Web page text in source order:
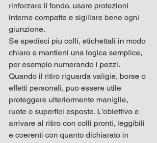
rinforzare il fondo, usare protezioni
interne compatte e sigillare bene ogni
giunzione.
Se spedisci piu colli, etichettali in modo
chiaro e mantieni una logica semplice,
per esempio numerando i pezzi.
Quando il ritiro riguarda valigie, borse o
effetti personali, puo essere utile
proteggere ulteriormente maniglie,
ruote o superfici esposte. L'obiettivo e
arrivare al ritiro con colli pronti, leggibili
e coerenti con quanto dichiarato in